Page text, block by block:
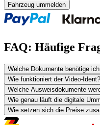
Fahrzeug ummelden
FAQ: Häufige
Welche Dokumente benötige
Wie funktioniert der Video-Ident?
Welche Ausweisdokumente
Wie genau läuft die digitale
Wie setzen sich die Preise